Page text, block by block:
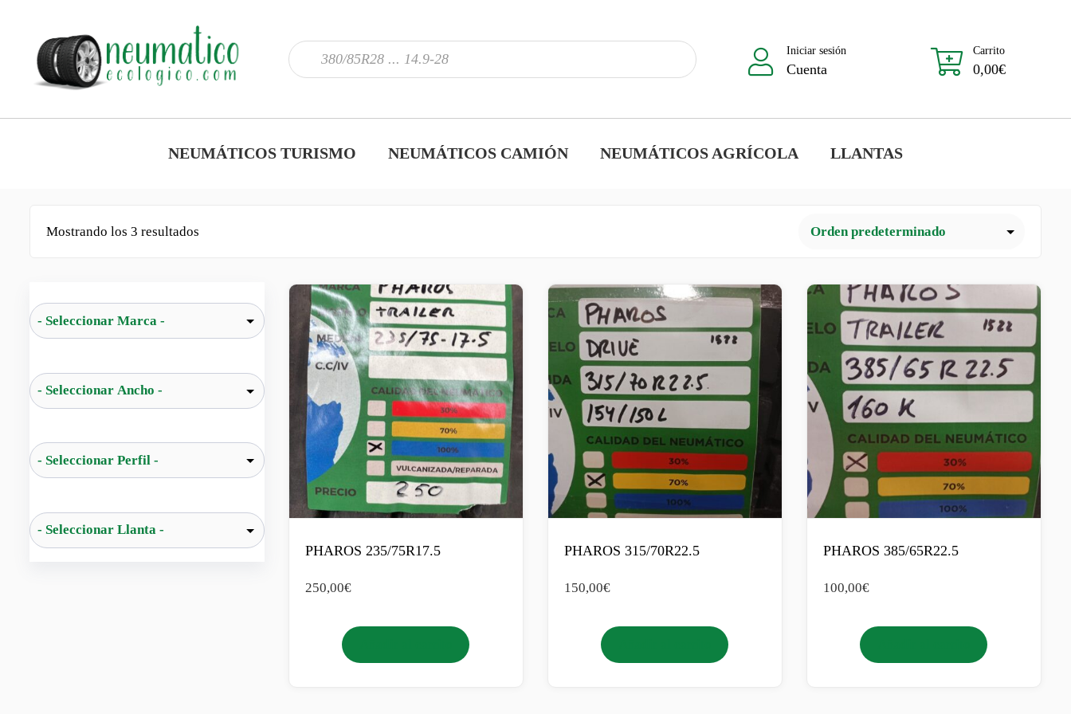
Iniciar sesión
Cuenta
Carrito
0,00€
NEUMÁTICOS TURISMO NEUMÁTICOS CAMIÓN NEUMÁTICOS AGRÍCOLA LLANTAS
Mostrando los 3 resultados
PHAROS 235/75R17.5
250,00€
PHAROS 315/70R22.5
150,00€
PHAROS 385/65R22.5
100,00€